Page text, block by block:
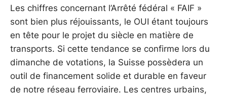
Les chiffres concernant l’Arrêté fédéral « FAIF »
sont bien plus réjouissants, le OUI étant toujours
en tête pour le projet du siècle en matière de
transports. Si cette tendance se confirme lors du
dimanche de votations, la Suisse possèdera un
outil de financement solide et durable en faveur
de notre réseau ferroviaire. Les centres urbains,